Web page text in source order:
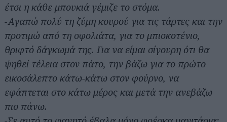
έτσι η κάθε μπουκιά γέμιζε το στόμα.
-Αγαπώ πολύ τη ζύμη κουρού για τις τάρτες και την
προτιμώ από τη σφολιάτα, για το μπισκοτένιο,
θριφτό δάγκωμά της. Για να είμαι σίγουρη ότι θα
ψηθεί τέλεια στον πάτο, την βάζω για το πρώτο
εικοσάλεπτο κάτω-κάτω στον φούρνο, να
εφάπτεται στο κάτω μέρος και μετά την ανεβάζω
πιο πάνω.